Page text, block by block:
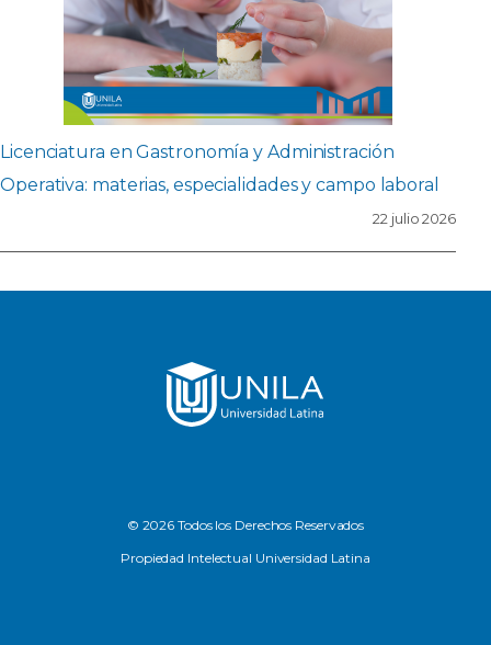
Licenciatura en Gastronomía y Administración
Operativa: materias, especialidades y campo laboral
22 julio 2026
© 2026 Todos los Derechos Reservados
Propiedad Intelectual Universidad Latina